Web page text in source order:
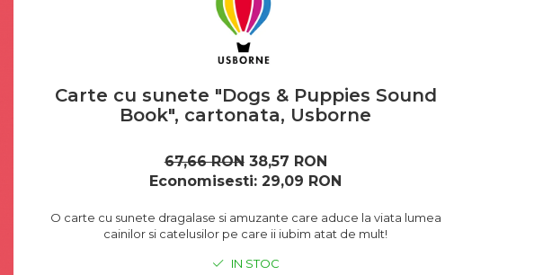
Carte cu sunete "Dogs & Puppies Sound
Book", cartonata, Usborne
67,66 RON 38,57 RON
Economisesti:29,09 RON
O carte cu sunete dragalase si amuzante care aduce la viata lumea
cainilor si catelusilor pe care ii iubim atat de mult!
IN STOC